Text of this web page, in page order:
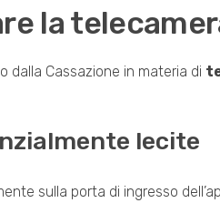
la
dalla Cassazione in materia di
lecite
sulla porta di ingresso